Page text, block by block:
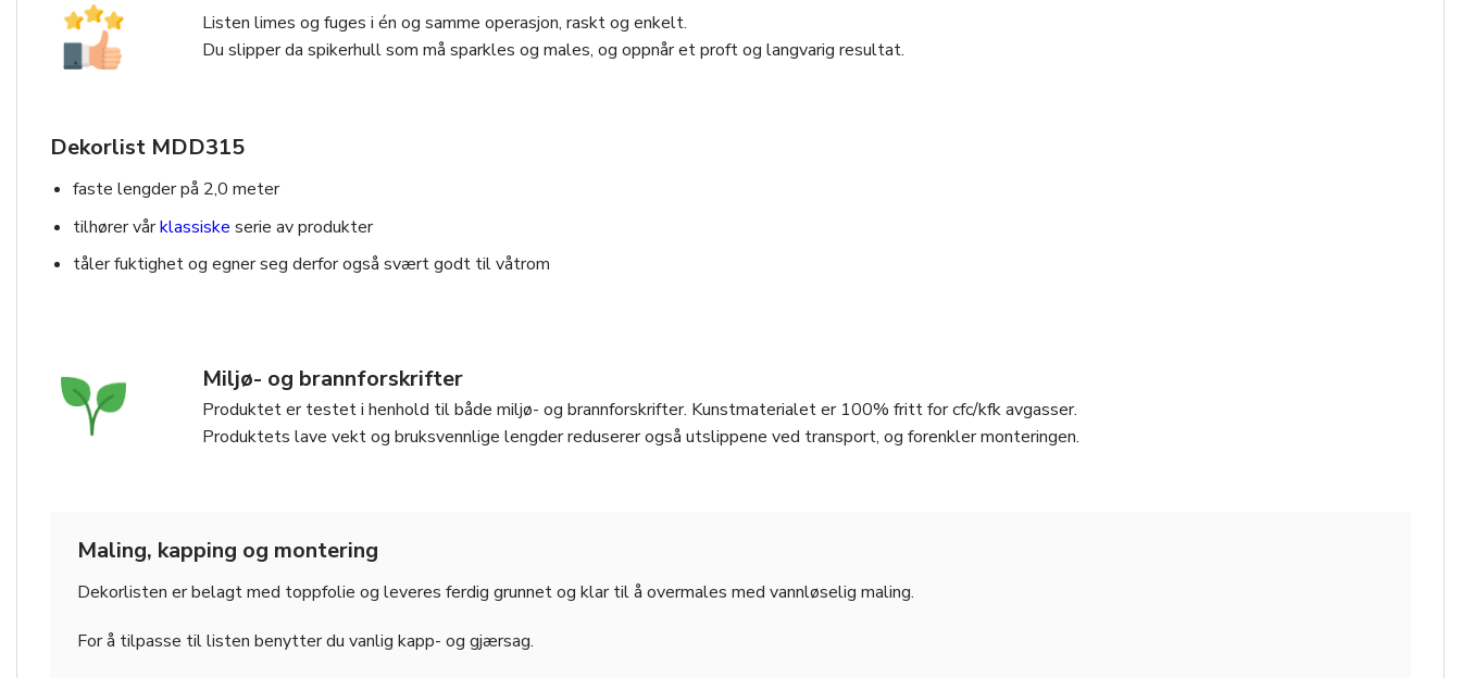
Listen limes og fuges i én og samme operasjon, raskt og enkelt.
Du slipper da spikerhull som må sparkles og males, og oppnår et proft og langvarig resultat.
Dekorlist MDD315
faste lengder på 2,0 meter
tilhører vårklassiske serie av produkter
tåler fuktighet og egner seg derfor også svært godt til våtrom
Miljø- og brannforskrifter
Produktet er testet i henhold til både miljø- og brannforskrifter. Kunstmaterialet er 100% fritt for cfc/kfk avgasser.
Produktets lave vekt og bruksvennlige lengder reduserer også utslippene ved transport, og forenkler monteringen.
Maling, kapping og montering
Dekorlisten er belagt med toppfolie og leveres ferdig grunnet og klar til å overmales med vannløselig maling.
For å tilpasse til listen benytter du vanlig kapp- og gjærsag.